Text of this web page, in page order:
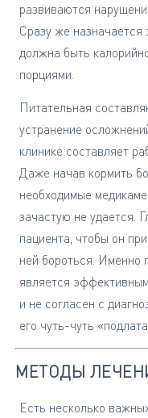
развиваются
Сразу же назначается
должна быть
порциями.
Питательная
устранение
клинике составляет
Даже начав кормить
необходимые
зачастую не удается.
пациента, чтобы он
ней бороться. Именно
является
и не согласен с
его чуть-чуть
МЕТОДЫ
Есть несколько